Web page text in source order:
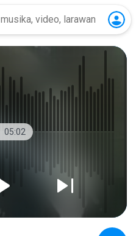
05:02